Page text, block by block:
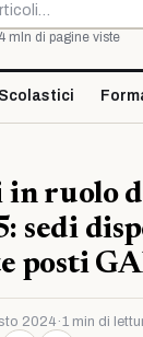
mln di pagine viste
ruolo
sedi
posti
2024 ·1 min di